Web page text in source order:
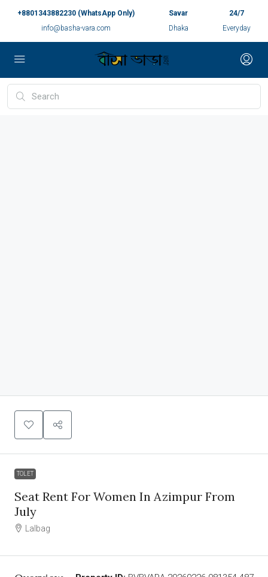
+8801343882230 (WhatsApp Only)
info@basha-vara.com
Savar
Dhaka
24/7
Everyday
TOLET
Seat Rent For Women In Azimpur From
July
Lalbag